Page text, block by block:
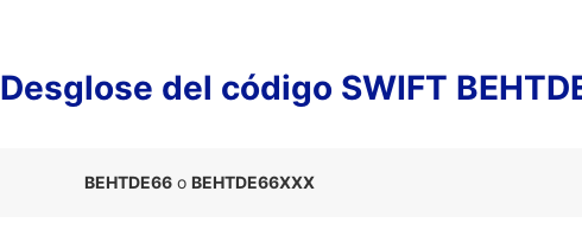
Desglose del código SWIFT
BEHTDE66 o BEHTDE66XXX